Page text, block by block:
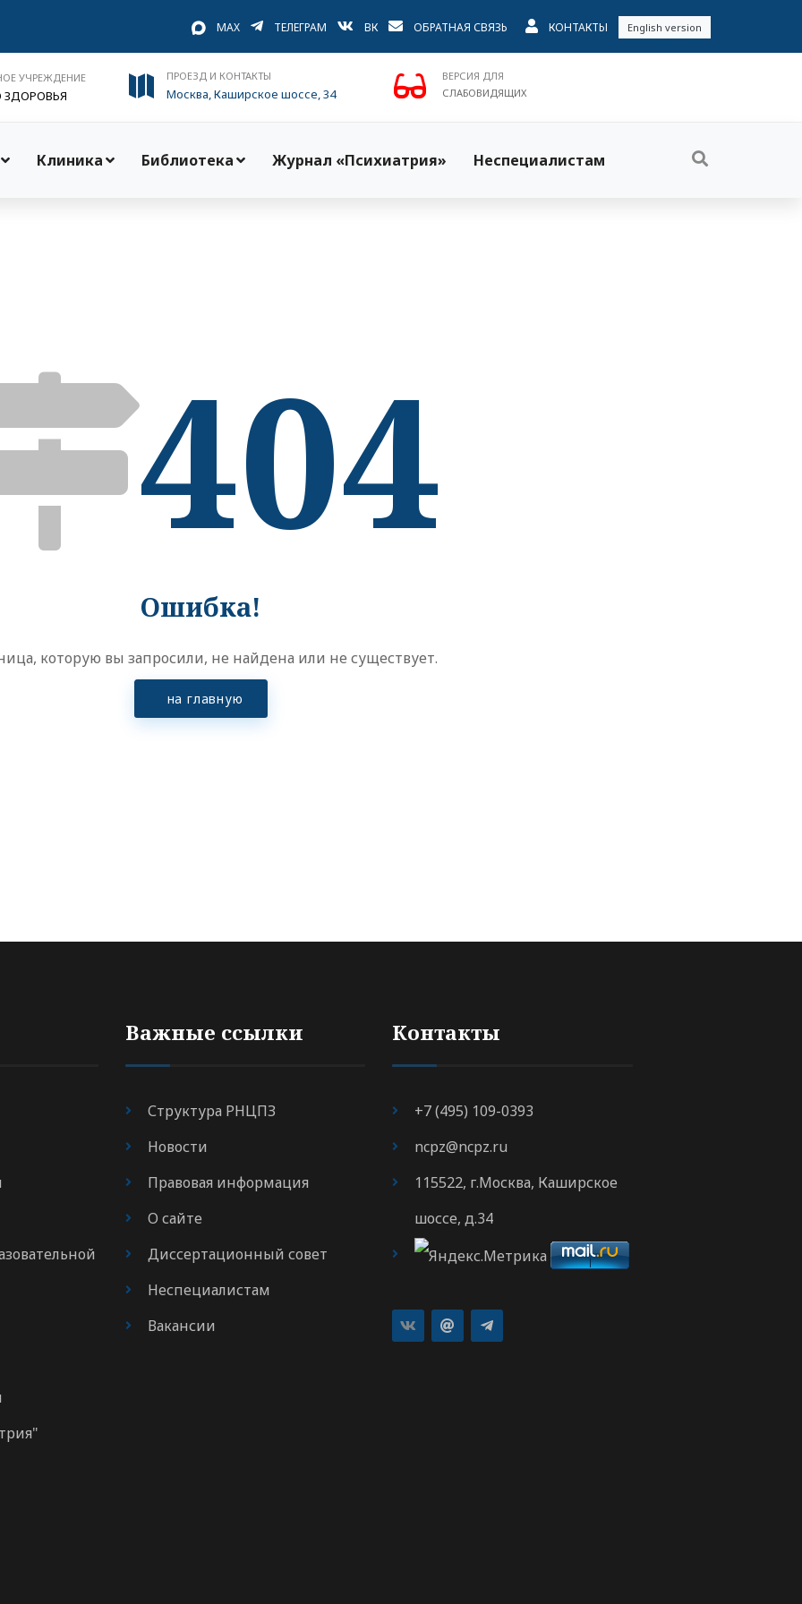
MAX ТЕЛЕГРАМ ВК ОБРАТНАЯ СВЯЗЬ КОНТАКТЫ English version
УЧРЕЖДЕНИЕ
ЗДОРОВЬЯ
ПРОЕЗД И КОНТАКТЫ
Москва, Каширское шоссе, 34
ВЕРСИЯ ДЛЯ
СЛАБОВИДЯЩИХ
Клиника Библиотека Журнал «Психиатрия» Неспециалистам
404
Ошибка!
которую вы запросили, не найдена или не существует.
на главную
Важные ссылки
Структура РНЦПЗ
Новости
Правовая информация
О сайте
Диссертационный совет
Неспециалистам
Вакансии
Контакты
+7 (495) 109-0393
ncpz@ncpz.ru
115522, г.Москва, Каширское
шоссе, д.34